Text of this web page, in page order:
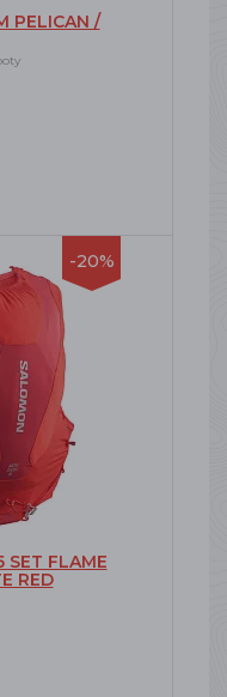
PELICAN /
-20%
SET FLAME
RED